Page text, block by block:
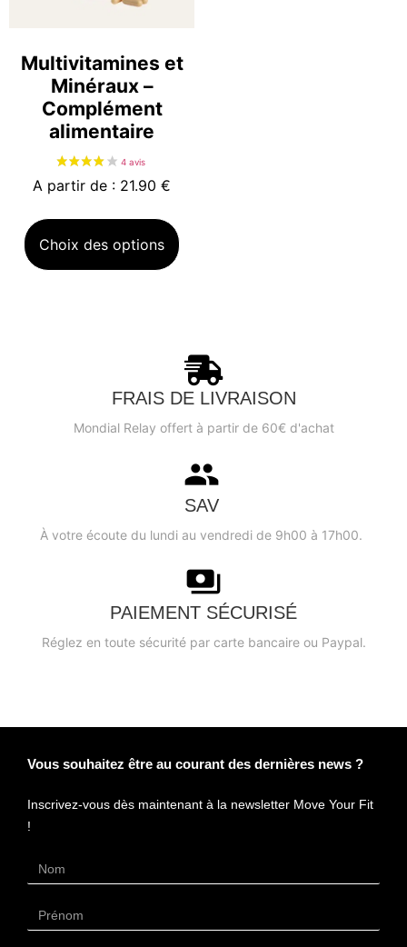
Multivitamines et
Minéraux –
Complément
alimentaire
A partir de : 21.90 €
Choix des options
FRAIS DE LIVRAISON
Mondial Relay offert à partir de 60€ d'achat
SAV
À votre écoute du lundi au vendredi de 9h00 à 17h00.
PAIEMENT SÉCURISÉ
Réglez en toute sécurité par carte bancaire ou Paypal.
Vous souhaitez être au courant des dernières news ?
Inscrivez-vous dès maintenant à la newsletter Move Your Fit
!